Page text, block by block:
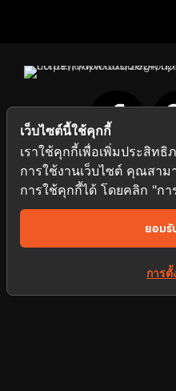
Let’s start working together
About Us
เว็บไซต์นี้ใช้คุกกี้
เราใช้คุกกี้เพื่อเพิ่มประสิท
การใช้งานเว็บไซต์ คุณสาม
การใช้คุกกี้ได้ โดยคลิก "ก
ยอมรั
การตั้